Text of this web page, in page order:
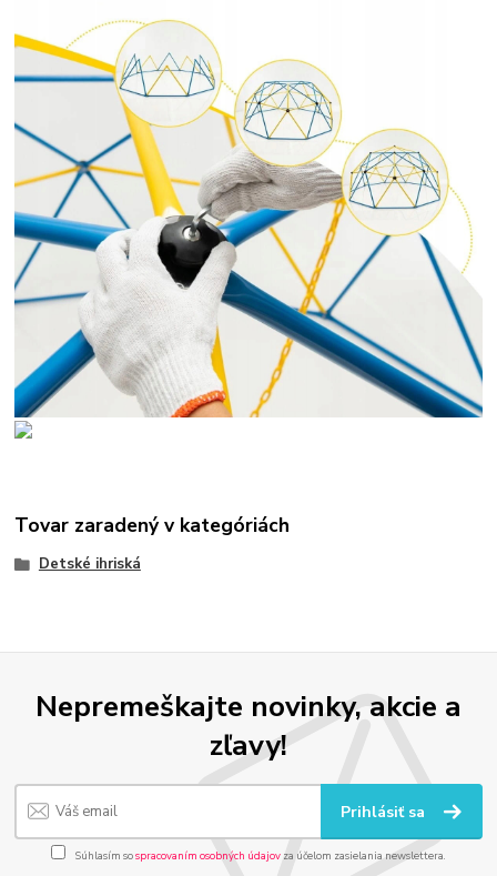
Tovar zaradený v kategóriách
Detské ihriská
Nepremeškajte novinky, akcie a
zľavy!
Prihlásiť sa
Súhlasím sospracovaním osobných údajov za účelom zasielania newslettera.